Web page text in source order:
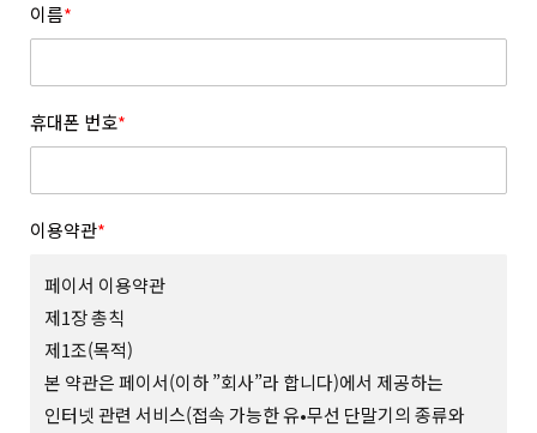
이름*
휴대폰 번호*
이용약관*
페이서 이용약관
제1장 총칙
제1조(목적)
본 약관은 페이서(이하 ”회사”라 합니다)에서 제공하는
인터넷 관련 서비스(접속 가능한 유•무선 단말기의 종류와